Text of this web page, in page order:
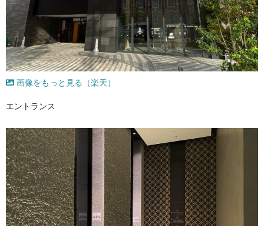
画像をもっと見る（楽天）
エントランス